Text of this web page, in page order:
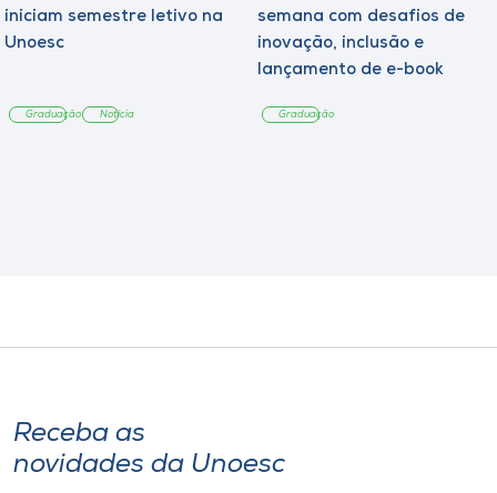
iniciam semestre letivo na
Unoesc
Graduação Notícia
semana com desafios de
inovação, inclusão e
lançamento de e-book
Graduação
Receba as
novidades da Unoesc